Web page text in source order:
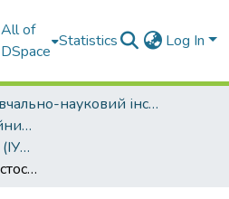
All of
DSpace
Statistics Log In
Навчально-науковий інститут комп'ютерних наук та управління проектами (ННІКНУП)
Кафедра інформаційних управляючих систем та технологій (ІУСтаТ)
Бакалаврські роботи (ІУСтаТ)
Розроблення web-застосунку для залізничного вокзалу